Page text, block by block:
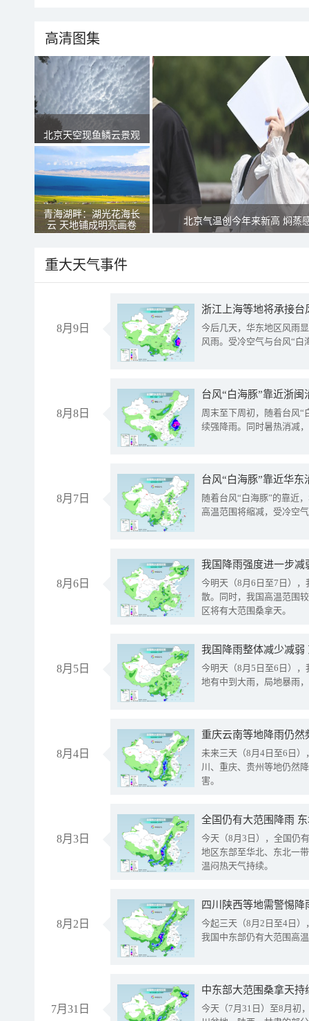
高清图集
北京天空现鱼鳞云景观
青海湖畔：湖光花海长
云 天地铺成明亮画卷
北京气温创今年来新高 焖蒸
重大天气事件
8月9日
浙江上海等地将承接台
今后几天，华东地区风雨
风雨。受冷空气与台风“白
8月8日
台风“白海豚”靠近浙
周末至下周初，随着台风“
续强降雨。同时暑热消减
8月7日
台风“白海豚”靠近华
随着台风“白海豚”的靠近
高温范围将缩减，受冷空
8月6日
今明天（8月6日至7日）
散。同时，我国高温范围
区将有大范围桑拿天。
8月5日
我国降雨整体减少减弱
今明天（8月5日至6日）
地有中到大雨，局地暴雨
8月4日
重庆云南等地降雨仍然
未来三天（8月4日至6日
川、重庆、贵州等地仍然
害。
8月3日
全国仍有大范围降雨
今天（8月3日），全国仍
地区东部至华北、东北一
温闷热天气持续。
8月2日
今起三天（8月2日至4日
我国中东部仍有大范围高
7月31日
中东部大范围桑拿天
今天（7月31日）至8月初